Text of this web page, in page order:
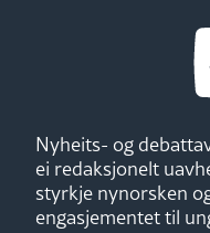
Nyheits- og
ei redaksjonelt
styrkje nynorsken
engasjementet til